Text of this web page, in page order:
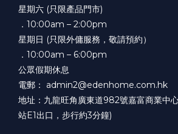
星期六 (只限產品門市)
．10:00am – 2:00pm
星期日 (只限外傭服務，敬請預約）
．10:00am – 6:00pm
公眾假期休息
電郵： admin2@edenhome.com.hk
地址：九龍旺角廣東道982號嘉富商業中
站E1出口，步行約3分鐘)